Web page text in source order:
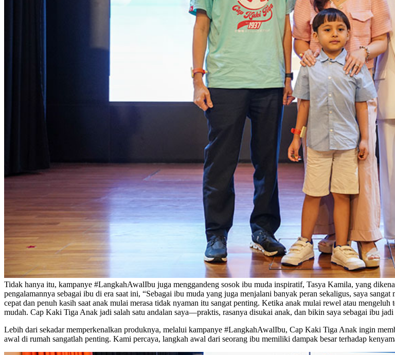
Tidak hanya itu, kampanye #LangkahAwalIbu juga menggandeng sosok ibu muda inspiratif, Tasya Kamila, yang
pengalamannya sebagai ibu di era saat ini, “Sebagai ibu muda yang juga menjalani banyak peran sekaligus, saya
cepat dan penuh kasih saat anak mulai merasa tidak nyaman itu sangat penting. Ketika anak mulai rewel atau
mudah. Cap Kaki Tiga Anak jadi salah satu andalan saya—praktis, rasanya disukai anak, dan bikin saya sebagai ibu
Lebih dari sekadar memperkenalkan produknya, melalui kampanye #LangkahAwalIbu, Cap Kaki Tiga Anak ingin
awal di rumah sangatlah penting. Kami percaya, langkah awal dari seorang ibu memiliki dampak besar terhadap